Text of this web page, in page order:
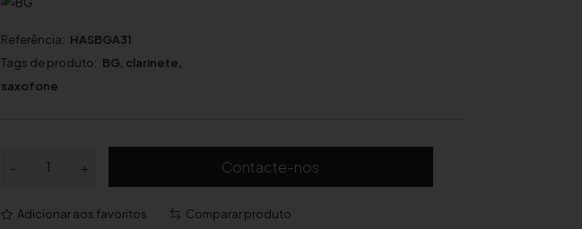
Referência: HASBGA31
Tags de produto: BG, clarinete,
saxofone
-
n
+ Contacte-nos
Adicionar aos favoritos Comparar produto